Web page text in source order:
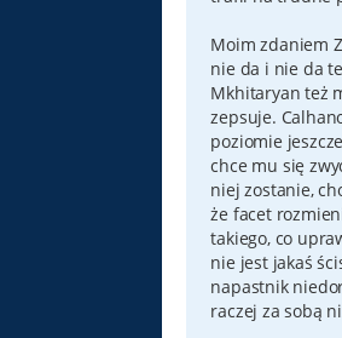
Moim zdaniem
nie da i nie da
Mkhitaryan też
zepsuje.
poziomie
chce mu się
niej zostanie,
że facet
takiego, co
nie jest jakaś
napastnik
raczej za sobą